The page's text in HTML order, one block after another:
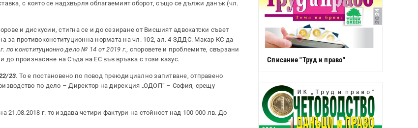
с която се надхвърля облагаемият оборот, също се дължи данък (чл.
и дискусии, стигна се и до сезиране от Висшият адвокатски съвет
за противоконституционна нормата на чл. 102, ал. 4 ЗДДС. Макар КС да
по конституционно дело № 14 от 2019 г. , споровете и проблемите, свързани
произнасяне на Съда на ЕС във връзка с този казус.
23. То е постановено по повод преюдициално запитване, отправено
по дело – Директор на дирекция „ОДОП“ – София, срещу
21.08.2018 г. то издава четири фактури на стойност над 100 000 лв. До
Списание "Труд и право"